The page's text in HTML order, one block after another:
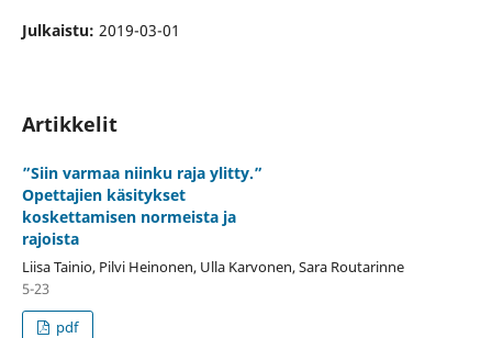
Julkaistu: 2019-03-01
Artikkelit
”Siin varmaa niinku raja ylitty.”
Opettajien käsitykset
koskettamisen normeista ja
rajoista
Liisa Tainio, Pilvi Heinonen, Ulla Karvonen, Sara Routarinne
5-23
pdf